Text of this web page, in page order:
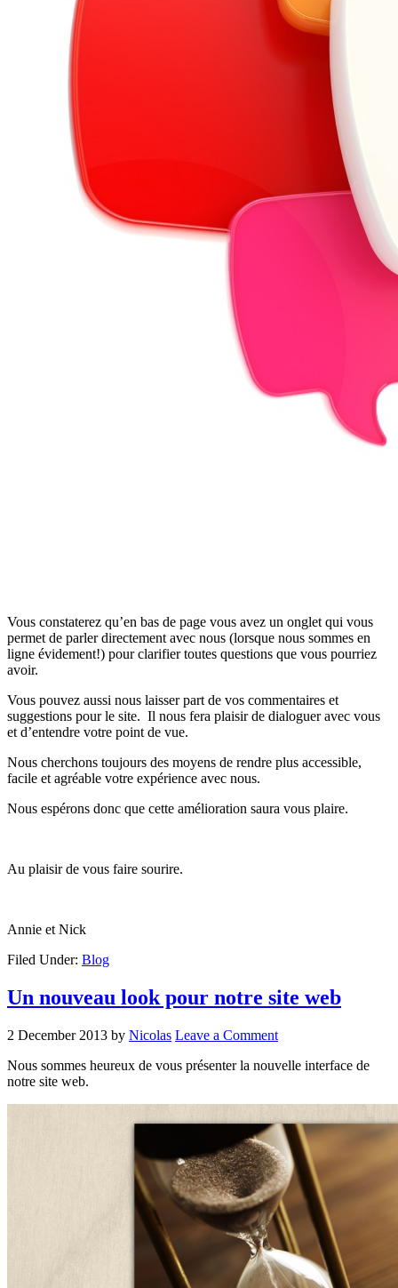
Vous constaterez qu’en bas de page vous avez un onglet qui vous
permet de parler directement avec nous (lorsque nous sommes en
ligne évidement!) pour clarifier toutes questions que vous pourriez
avoir.
Vous pouvez aussi nous laisser part de vos commentaires et
suggestions pour le site. Il nous fera plaisir de dialoguer avec vous
et d’entendre votre point de vue.
Nous cherchons toujours des moyens de rendre plus accessible,
facile et agréable votre expérience avec nous.
Nous espérons donc que cette amélioration saura vous plaire.
Au plaisir de vous faire sourire.
Annie et Nick
Filed Under: Blog
Un nouveau look pour notre site web
2 December 2013 by Nicolas Leave a Comment
Nous sommes heureux de vous présenter la nouvelle interface de
notre site web.